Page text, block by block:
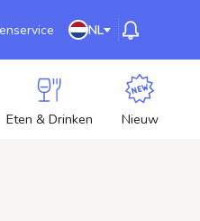
NL
Eten & Drinken Nieuw